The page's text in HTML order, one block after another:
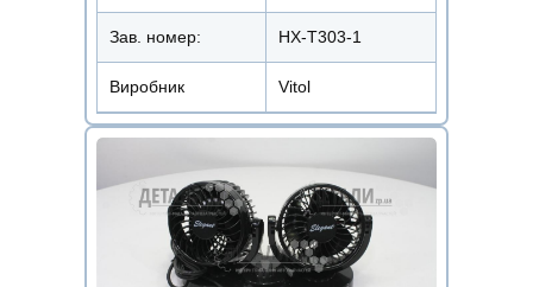
Зав. номер: HX-T303-1
Виробник Vitol